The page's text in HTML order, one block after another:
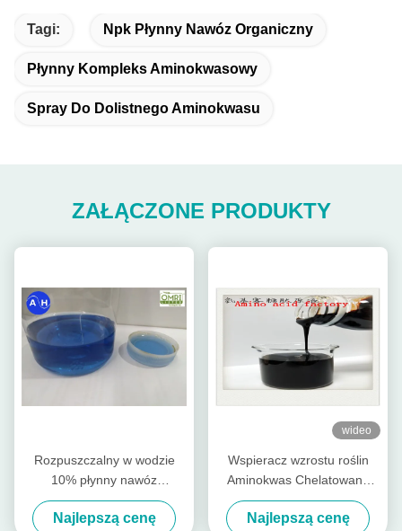
Tagi: Npk Płynny Nawóz Organiczny
Płynny Kompleks Aminokwasowy
Spray Do Dolistnego Aminokwasu
ZAŁĄCZONE PRODUKTY
Rozpuszczalny w wodzie
10% płynny nawóz
zawierający aminokwasy
cynkowe PH8
Najlepszą cenę
wideo
Wspieracz wzrostu roślin
Aminokwas Chelatowany
Ca-Mg Płynne nawozy
organiczne specjalne dla
Najlepszą cenę